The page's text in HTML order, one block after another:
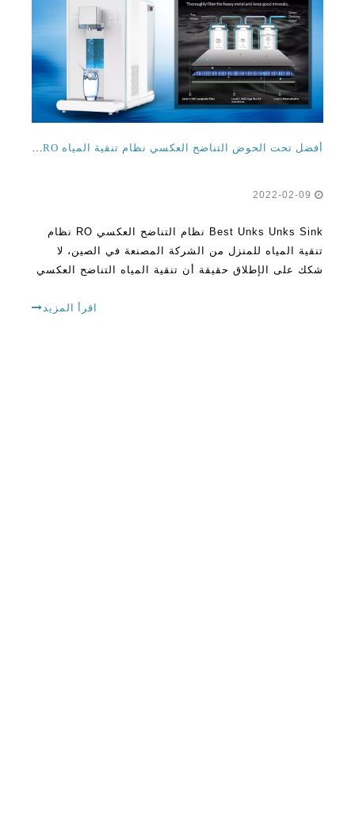
Best Unks Unks Sink نظام التناضح العكسي RO نظام
تنقية المياه للمنزل من الشركة المصنعة في الصين، لا
شكك على الإطلاق حقيقة أن تنقية المياه التناضح العكسي
أنحاء العالم. هذا بسبب الفوائد الكبيرة التي كان داقرأ المزيد